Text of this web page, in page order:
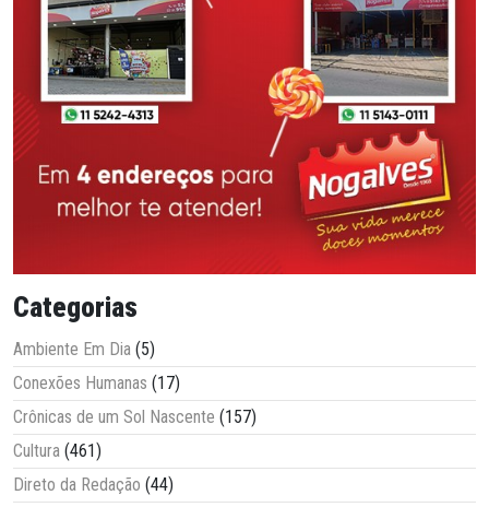
Categorias
Ambiente Em Dia (5)
Conexões Humanas (17)
Crônicas de um Sol Nascente (157)
Cultura (461)
Direto da Redação (44)